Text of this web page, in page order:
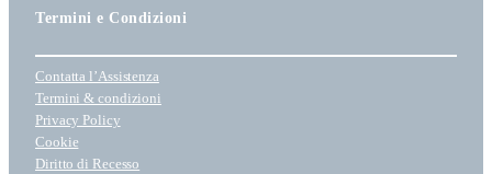
c
t
e
g
o
r
Termini e Condizioni
Contatta l’Assistenza
Termini & condizioni
Privacy Policy
Cookie
Diritto di Recesso